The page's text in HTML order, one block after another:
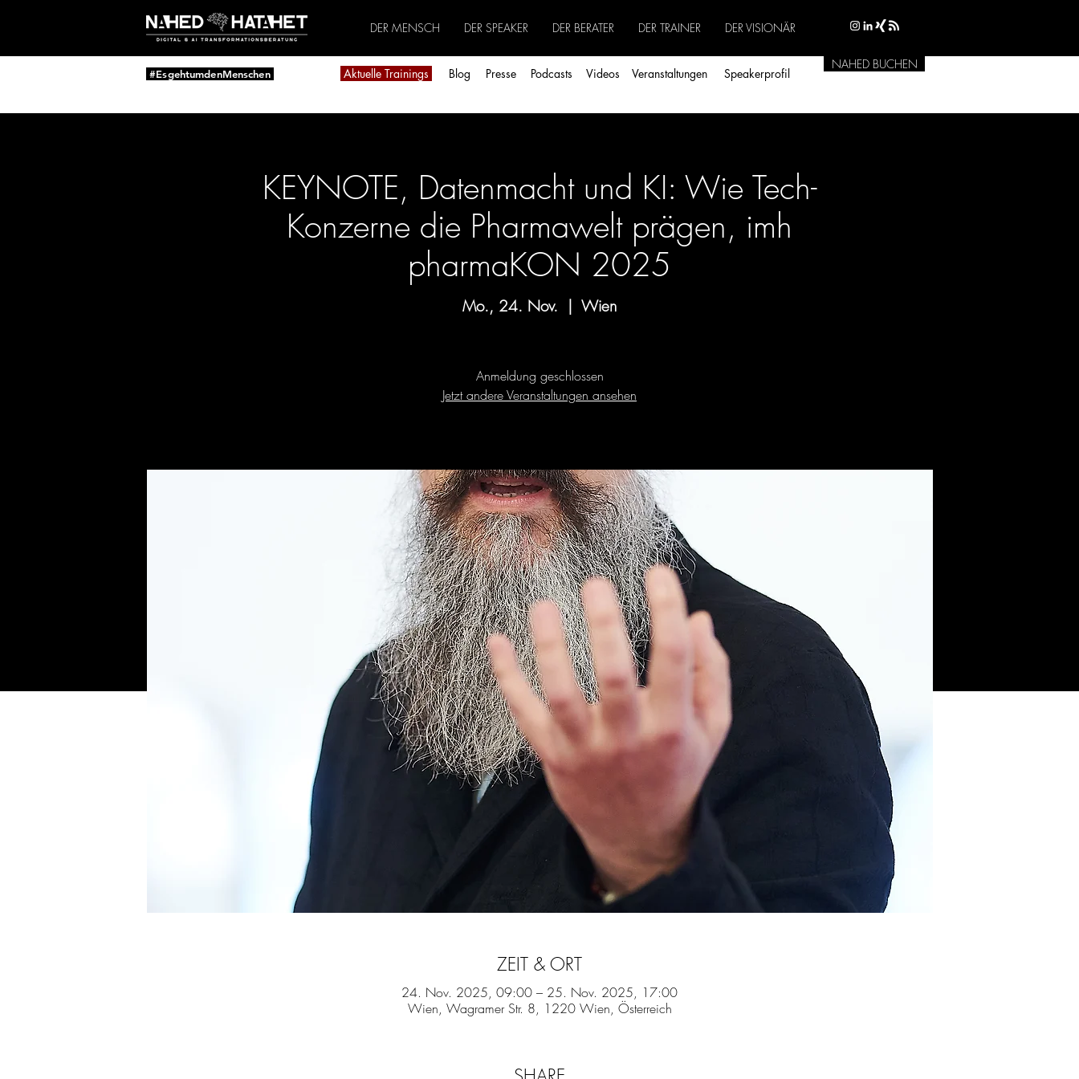
DER MENSCH DER SPEAKER DER BERATER DER TRAINER DER VISIONÄR
#EsgehtumdenMenschen Aktuelle Trainings Blog Presse Podcasts Videos Veranstaltungen Speakerprofil
NAHED BUCHEN
KEYNOTE, Datenmacht und KI: Wie Tech-
Konzerne die Pharmawelt prägen, imh
pharmaKON 2025
Mo., 24. Nov.
  |
Wien
Anmeldung geschlossen
Jetzt andere Veranstaltungen ansehen
ZEIT & ORT
24. Nov. 2025, 09:00 – 25. Nov. 2025, 17:00
Wien, Wagramer Str. 8, 1220 Wien, Österreich